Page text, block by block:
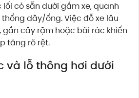
có sẵn dưới gầm xe, quanh
dây/ống. Việc đỗ xe lâu
gần cây rậm hoặc bãi rác khiến
tăng rõ rệt.
và lỗ thông hơi dưới